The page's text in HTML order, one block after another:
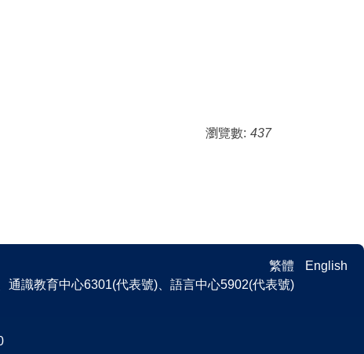
瀏覽數: 437
繁體 English
通識教育中心6301(代表號)、語言中心5902(代表號)